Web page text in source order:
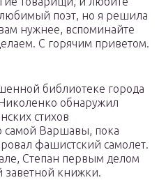
поэт, но я решила
нужнее, вспоминайте
С горячим приветом.
библиотеке города
обнаружил
стихов
самой Варшавы, пока
фашистский самолет.
Степан первым делом
заветной книжки.